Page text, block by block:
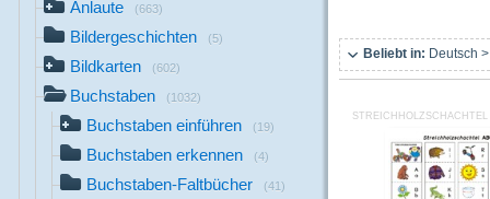
Anlaute (663)
Bildergeschichten (5)
Bildkarten (602)
Buchstaben (1032)
Buchstaben einführen (19)
Buchstaben erkennen (4)
Buchstaben-Faltbücher (41)
Beliebt in: Deutsch